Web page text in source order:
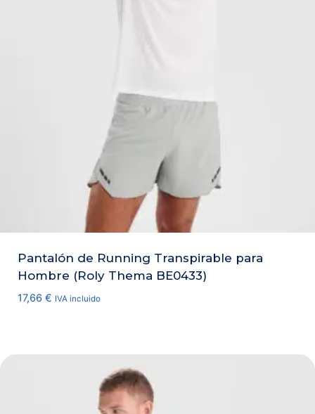
Pantalón de Running Transpirable para
Hombre (Roly Thema BE0433)
17,66 € IVA incluido